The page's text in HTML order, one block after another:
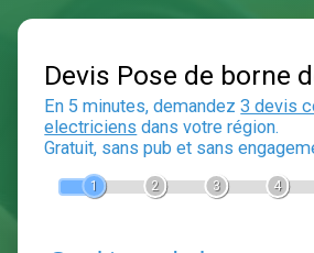
Devis Pose de
En 5 minutes, demandez3